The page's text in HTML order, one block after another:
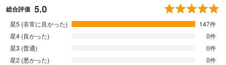
総合評価 5.0
星5 (非常に良かった)
147件
星4 (良かった)
0件
星3 (普通)
0件
星2 (悪かった)
0件